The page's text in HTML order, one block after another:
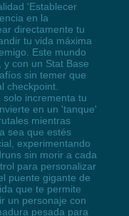
'Establecer
en la
directamente tu
tu vida máxima
Este mundo
con un Stat Base
sin temer que
checkpoint.
incrementa tu
en un 'tanque'
mientras
sea que estés
experimentando
sin morir a cada
para personalizar
puente gigante de
que te permite
un personaje con
pesada para